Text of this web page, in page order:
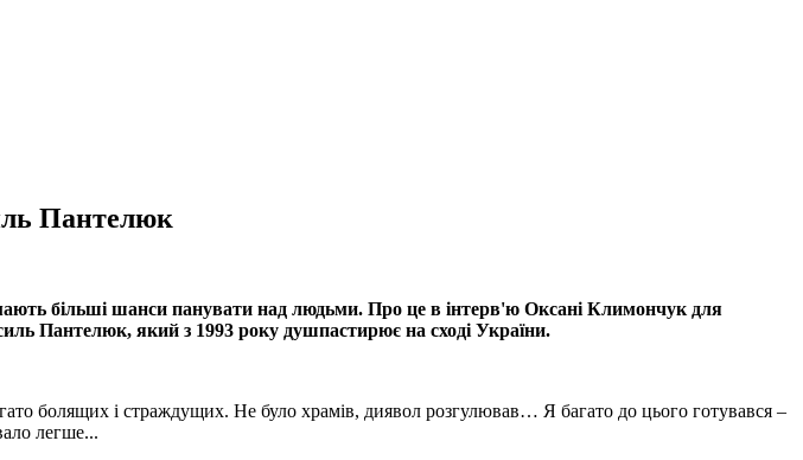
Пантелюк
більші шанси панувати над людьми. Про це в інтерв'ю Оксані Климончук для
Пантелюк, який з 1993 року душпастирює на сході України.
болящих і страждущих. Не було храмів, диявол розгулював… Я багато до цього готувався –
легше...